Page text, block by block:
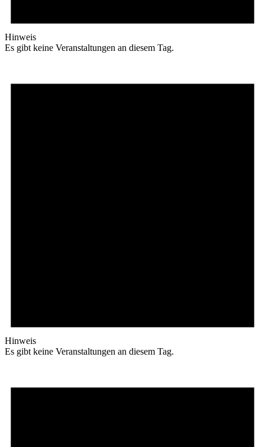
Hinweis
Es gibt keine Veranstaltungen an diesem Tag.
Hinweis
Es gibt keine Veranstaltungen an diesem Tag.